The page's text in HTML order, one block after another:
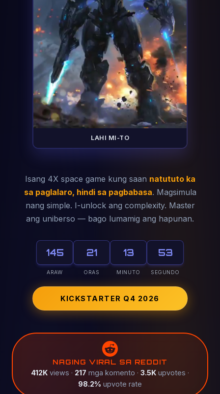
LAHI MI-TO
Isang 4X space game kung saan natututo ka
sa paglalaro, hindi sa pagbabasa. Magsimula
nang simple. I-unlock ang complexity. Master
ang uniberso — bago lumamig ang hapunan.
145
ARAW
21
ORAS
13
MINUTO
50
SEGUNDO
KICKSTARTER Q4 2026
NAGING VIRAL SA REDDIT
412K views · 217 mga komento · 3.5K upvotes ·
98.2% upvote rate